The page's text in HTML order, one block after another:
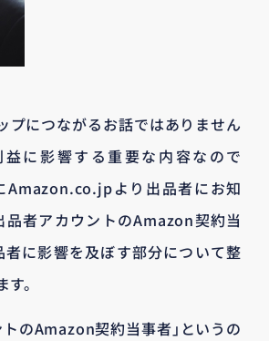
プにつながるお話ではありません
に影響する重要な内容なので
Amazon.co.jpより出品者にお知
品者アカウントのAmazon契約当
に影響を及ぼす部分について整
。
のAmazon契約当事者｣というの